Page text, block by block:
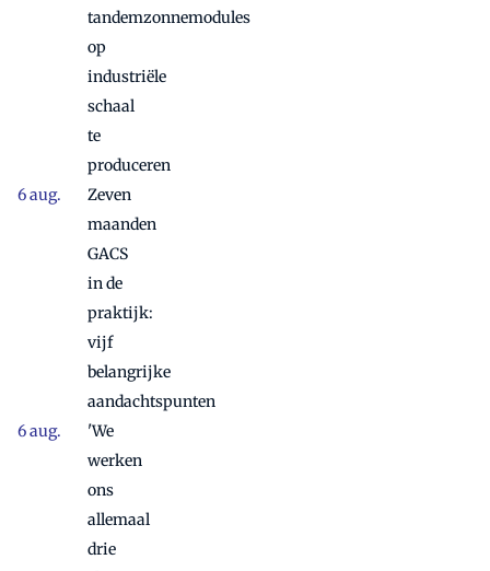
slagen
rondte'
tandemzonnemodules
op
industriële
schaal
te
produceren
Zeven
maanden
GACS
in de
praktijk:
vijf
belangrijke
aandachtspunten
'We
werken
ons
allemaal
drie